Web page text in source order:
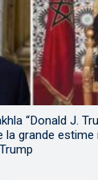
“Donald J.
grande estime